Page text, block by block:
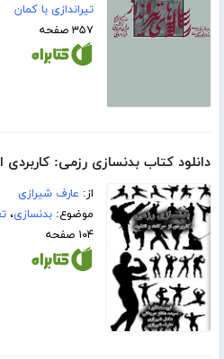
تیراندازی با کمان
۳۵۷ صفحه
دانلود کتاب بدنسازی رزمی: کاربردی
از: عارف شیرازی
موضوع:بدنسازی،
۱۰۴ صفحه